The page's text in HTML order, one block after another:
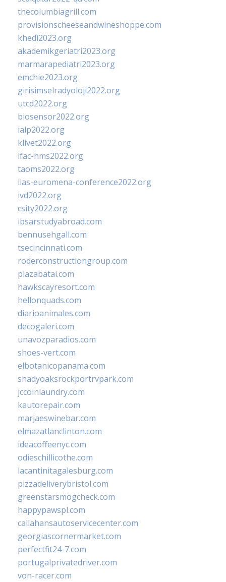
thecolumbiagrill.com
provisionscheeseandwineshoppe.com
khedi2023.org
akademikgeriatri2023.org
marmarapediatri2023.org
emchie2023.org
girisimselradyoloji2022.org
utcd2022.org
biosensor2022.org
ialp2022.org
klivet2022.org
ifac-hms2022.org
taoms2022.org
iias-euromena-conference2022.org
ivd2022.org
csity2022.org
ibsarstudyabroad.com
bennusehgall.com
tsecincinnati.com
roderconstructiongroup.com
plazabatai.com
hawkscayresort.com
hellonquads.com
diarioanimales.com
decogaleri.com
unavozparadios.com
shoes-vert.com
elbotanicopanama.com
shadyoaksrockportrvpark.com
jccoinlaundry.com
kautorepair.com
marjaeswinebar.com
elmazatlanclinton.com
ideacoffeenyc.com
odieschillicothe.com
lacantinitagalesburg.com
pizzadeliverybristol.com
greenstarsmogcheck.com
happypawspl.com
callahansautoservicecenter.com
georgiascornermarket.com
perfectfit24-7.com
portugalprivatedriver.com
von-racer.com